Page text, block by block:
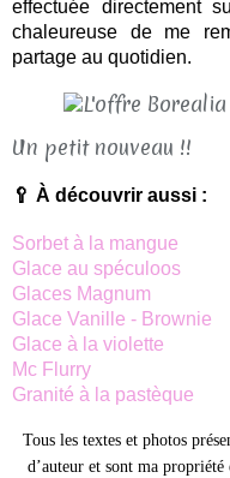
effectuée directement
chaleureuse de me
partage au quotidien.
​Un petit nouveau !!
🥄 À découvrir aussi :
Sorbet à la mangue
Glace au spéculoos
Glaces Magnum
Glace Vanille - Brownie
Glace à la violette
Mc Flurry
Granité à la pastèque
Tous les textes et photos
d’auteur et sont ma